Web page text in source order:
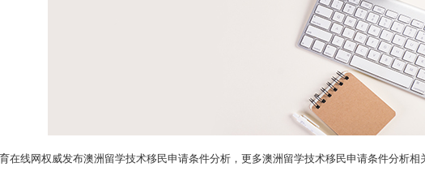
在线网权威发布澳洲留学技术移民申请条件分析，更多澳洲留学技术移民申请条件分析相